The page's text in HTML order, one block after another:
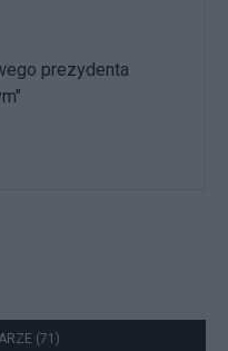
prezydenta
(71)